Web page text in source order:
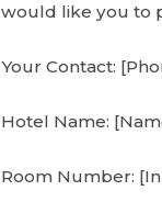
would like you to
Your Contact:
Hotel Name:
Room Number: